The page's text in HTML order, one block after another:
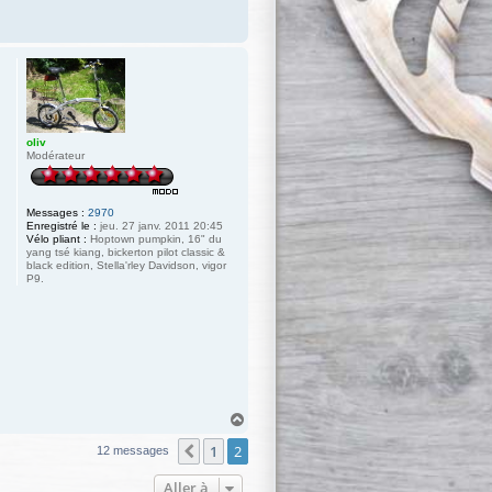
oliv
Modérateur
Messages : 2970
Enregistré le : jeu. 27 janv. 2011 20:45
Vélo pliant : Hoptown pumpkin, 16" du
yang tsé kiang, bickerton pilot classic &
black edition, Stella'rley Davidson, vigor
P9.
t
12 messages Précédente
1 2
Aller à